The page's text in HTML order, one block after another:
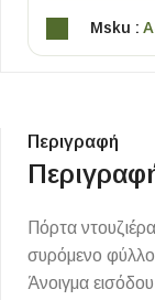
Msku :
Περιγραφή
Πόρτα
συρόμενο
Άνοιγμα